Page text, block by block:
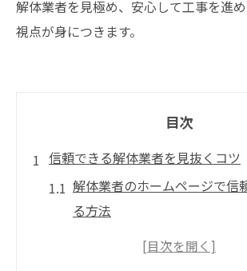
解体業者を見極め、安心して工事を進
視点が身につきます。
目次
信頼できる解体業者を見抜くコツ
解体業者のホームページで信
る方法
解体業者一覧や口コミから安